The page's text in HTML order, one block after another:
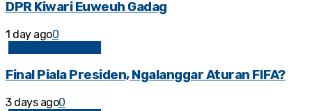
DPR Kiwari Euweuh Gadag
1 day ago0
Final Piala Presiden, Ngalanggar Aturan FIFA?
3 days ago0